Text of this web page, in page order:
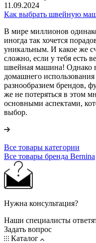
11.09.2024
Как выбрать швейную
В мире миллионов
иногда так хочется
уникальным. И какое же
сложно, если у тебя есть
швейная машина! Однако
домашнего
разнообразием брендов,
же не потеряться в этом
основными аспектами,
выбор.
Все товары категории
Все товары бренда Bernina
Нужна консультация?
Наши специалисты
Задать вопрос
Каталог